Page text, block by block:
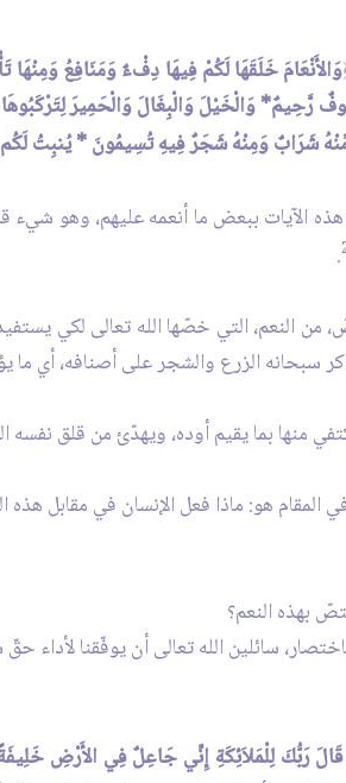
وَالأَنْعَامَ خَلَقَهَا لَكُمْ فِيهَا دِفْءٌ وَمَنَافِعُ
رَّحِيمٌ* وَالْخَيْلَ وَالْبِغَالَ وَالْحَمِيرَ
شَرَابٌ وَمِنْهُ شَجَرٌ فِيهِ تُسِيمُونَ * يُنبِتُ لَكُم
هذه الآيات ببعض ما أنعمه عليهم، وهو
.
من النعم، التي خصّها الله تعالى لكي
سبحانه الزرع والشجر على أصنافه، أي ما
منها بما يقيم أوده، ويهدّئ من قلق نفسه
هو: ماذا فعل الإنسان في مقابل هذه
بهذه النعم؟
سائلين الله تعالى أن يوفّقنا لأداء
رَبُّكَ لِلْمَلاَئِكَةِ إِنِّي جَاعِلٌ فِي الأَرْضِ